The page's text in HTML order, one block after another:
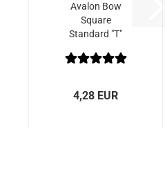
Avalon Bow
Square
Standard "T"
4,28 EUR